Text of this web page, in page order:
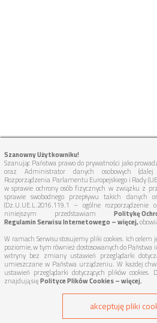
TUTAJ
WOJEWÓDZTWO
Szanowny Użytkowniku!
Szanując Państwa prawo do prywatności jako
oraz Administrator danych osobowych
Rozporządzenia Parlamentu Europejskiego i Rady
w sprawie ochrony osób fizycznych w związku z
sprawie swobodnego przepływu takich danych
(Dz.U.UE.L.2016.119.1 – ogólne rozporządzenie
niniejszym przedstawiam Politykę
Regulamin Serwisu Internetowego – więcej,
W ramach Serwisu stosujemy pliki cookies. Ich
poziomie, w tym również dostosowanych do
witryny bez zmiany ustawień przeglądarki
umieszczane w Państwa urządzeniu. W każdej
ustawień przeglądarki dotyczących plików
znajdują sięPolityce Plików Cookies – więcej.
akceptuję pliki